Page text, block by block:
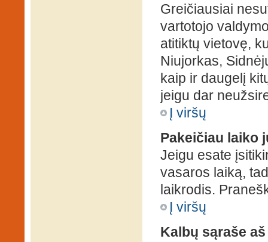
Greičiausiai
vartotojo
atitiktų vietovę,
Niujorkas,
kaip ir daugelį
jeigu dar
Į viršų
Pakeičiau laiko
Jeigu esate
vasaros laiką,
laikrodis.
Į viršų
Kalbų sąraše